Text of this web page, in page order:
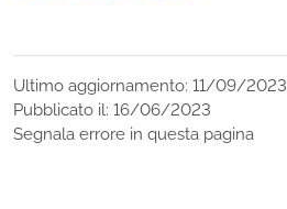
Ultimo aggiornamento: 11/09/2023
Pubblicato il: 16/06/2023
Segnala errore in questa pagina